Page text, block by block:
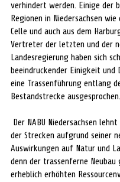
verhindert werden. Einige der
Regionen in Niedersachsen
Celle und auch aus dem
Vertreter der letzten und der
Landesregierung haben sich
beeindruckender Einigkeit
eine Trassenführung entlang
Bestandstrecke ausgesprochen.
der Strecken aufgrund seiner
Auswirkungen auf Natur und
denn der trassenferne
erheblich erhöhten